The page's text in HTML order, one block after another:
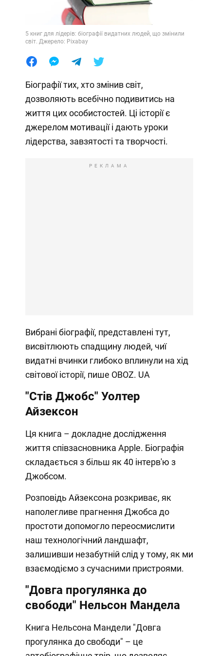
5 книг для лідерів: біографії видатних людей, що змінили
світ. Джерело: Pixabay
Біографії тих, хто змінив світ,
дозволяють всебічно подивитись на
життя цих особистостей. Ці історії є
джерелом мотивації і дають уроки
лідерства, завзятості та творчості.
РЕКЛАМА
Вибрані біографії, представлені тут,
висвітлюють спадщину людей, чиї
видатні вчинки глибоко вплинули на хід
світової історії, пише OBOZ. UA
"Стів Джобс" Уолтер
Айзексон
Ця книга – докладне дослідження
життя співзасновника Apple. Біографія
складається з більш як 40 інтерв'ю з
Джобсом.
Розповідь Айзексона розкриває, як
наполегливе прагнення Джобса до
простоти допомогло переосмислити
наш технологічний ландшафт,
залишивши незабутній слід у тому, як ми
взаємодіємо з сучасними пристроями.
"Довга прогулянка до
свободи" Нельсон Мандела
Книга Нельсона Мандели "Довга
прогулянка до свободи" – це